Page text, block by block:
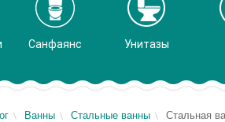
Санфаянс Унитазы
Ванны Стальные ванны Стальная